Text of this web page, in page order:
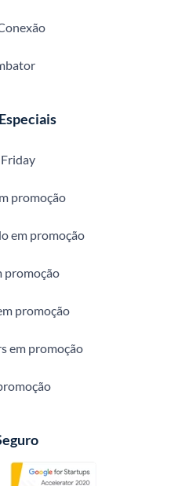
promoção
em promoção
promoção
promoção
em promoção